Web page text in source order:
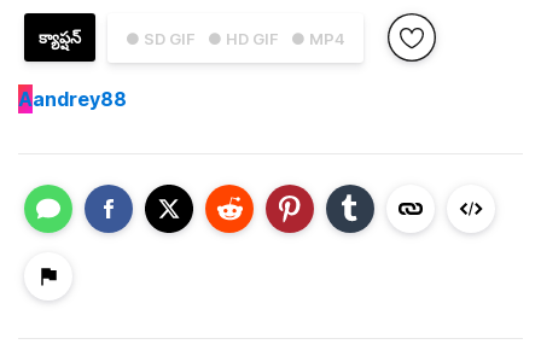
● SD GIF ● HD GIF ● MP4
క్యాప్షన్
Aandrey88